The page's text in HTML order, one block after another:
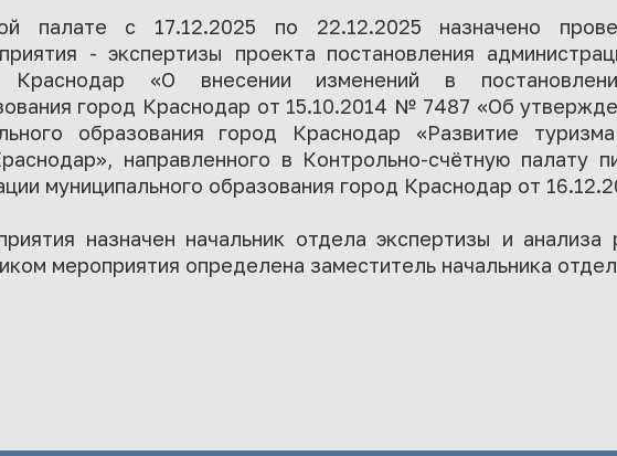
палате с 17.12.2025 по 22.12.2025 назначено
- экспертизы проекта постановления
Краснодар «О внесении изменений в
город Краснодар от 15.10.2014 № 7487 «Об
образования город Краснодар «Развитие
направленного в Контрольно-счётную палату
муниципального образования город Краснодар от
назначен начальник отдела экспертизы и
мероприятия определена заместитель начальника